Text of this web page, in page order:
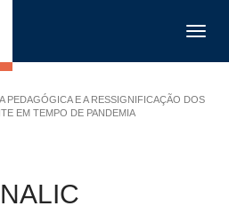
PEDAGÓGICA E A RESSIGNIFICAÇÃO DOS
EM TEMPO DE PANDEMIA